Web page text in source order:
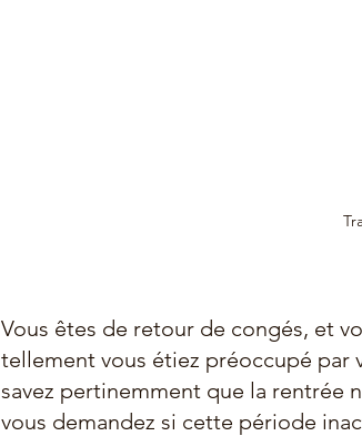
Vous êtes de retour de congés, et
tellement vous étiez préoccupé par
savez pertinemment que la rentrée
vous demandez si cette période